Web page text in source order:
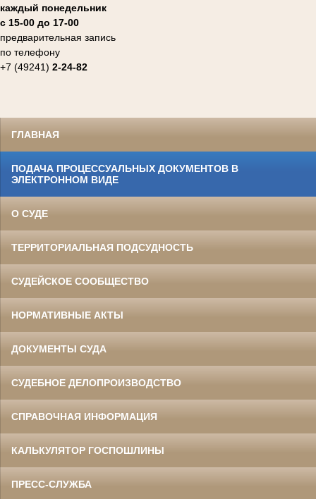
каждый понедельник
с 15-00 до 17-00
предварительная запись
по телефону
+7 (49241) 2-24-82
ГЛАВНАЯ
ПОДАЧА ПРОЦЕССУАЛЬНЫХ ДОКУМЕНТОВ В
ЭЛЕКТРОННОМ ВИДЕ
О СУДЕ
ТЕРРИТОРИАЛЬНАЯ ПОДСУДНОСТЬ
СУДЕЙСКОЕ СООБЩЕСТВО
НОРМАТИВНЫЕ АКТЫ
ДОКУМЕНТЫ СУДА
СУДЕБНОЕ ДЕЛОПРОИЗВОДСТВО
СПРАВОЧНАЯ ИНФОРМАЦИЯ
КАЛЬКУЛЯТОР ГОСПОШЛИНЫ
ПРЕСС-СЛУЖБА